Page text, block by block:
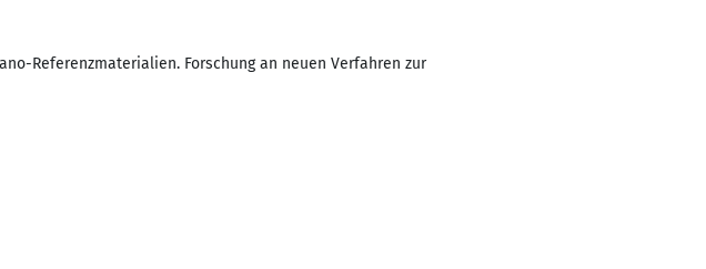
Referenzmaterialien. Forschung an neuen Verfahren zur